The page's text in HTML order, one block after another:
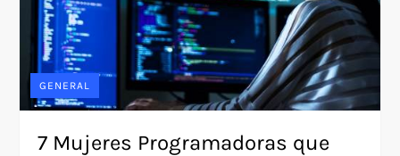
GENERAL
7 Mujeres Programadoras que